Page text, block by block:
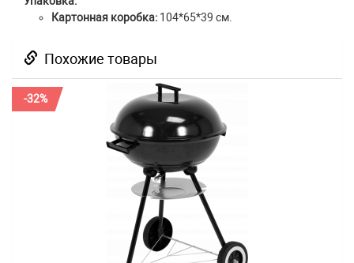
Картонная коробка: 104*65*39 см.
Похожие товары
-32%